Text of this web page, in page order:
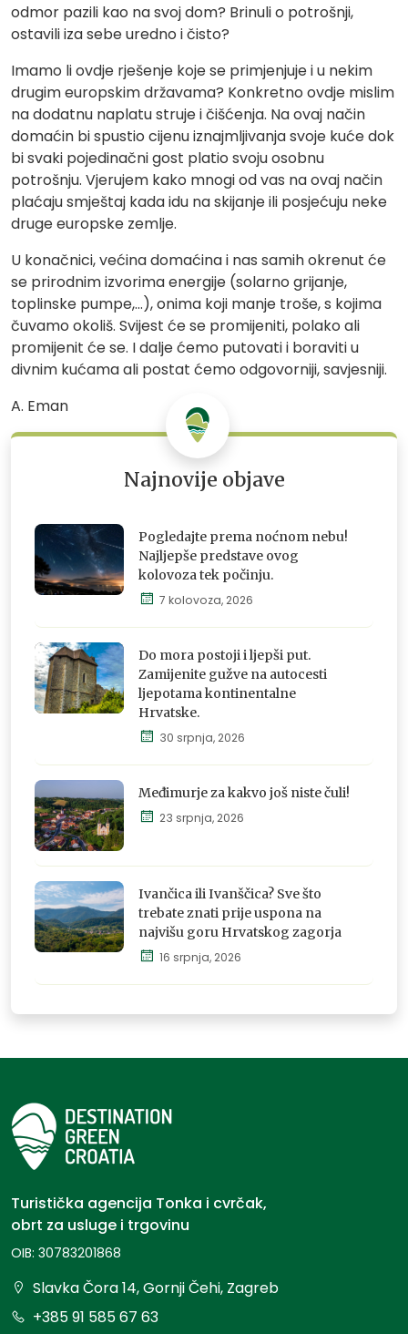
odmor pazili kao na svoj dom? Brinuli o potrošnji,
ostavili iza sebe uredno i čisto?
Imamo li ovdje rješenje koje se primjenjuje i u nekim
drugim europskim državama? Konkretno ovdje mislim
na dodatnu naplatu struje i čišćenja. Na ovaj način
domaćin bi spustio cijenu iznajmljivanja svoje kuće dok
bi svaki pojedinačni gost platio svoju osobnu
potrošnju. Vjerujem kako mnogi od vas na ovaj način
plaćaju smještaj kada idu na skijanje ili posjećuju neke
druge europske zemlje.
U konačnici, većina domaćina i nas samih okrenut će
se prirodnim izvorima energije (solarno grijanje,
toplinske pumpe,…), onima koji manje troše, s kojima
čuvamo okoliš. Svijest će se promijeniti, polako ali
promijenit će se. I dalje ćemo putovati i boraviti u
divnim kućama ali postat ćemo odgovorniji, savjesniji.
A. Eman
Najnovije objave
osjeti i
doživi
Pogledajte prema noćnom nebu!
Najljepše predstave ovog
kolovoza tek počinju.
7 kolovoza, 2026
doživi
Do mora postoji i ljepši put.
Zamijenite gužve na autocesti
ljepotama kontinentalne
Hrvatske.
30 srpnja, 2026
Istraži,
osjeti i
doživi
Međimurje za kakvo još niste čuli!
23 srpnja, 2026
osjeti i
doživi
Ivančica ili Ivanščica? Sve što
trebate znati prije uspona na
najvišu goru Hrvatskog zagorja
16 srpnja, 2026
Turistička agencija Tonka i cvrčak,
obrt za usluge i trgovinu
OIB: 30783201868
Slavka Čora 14, Gornji Čehi, Zagreb
+385 91 585 67 63